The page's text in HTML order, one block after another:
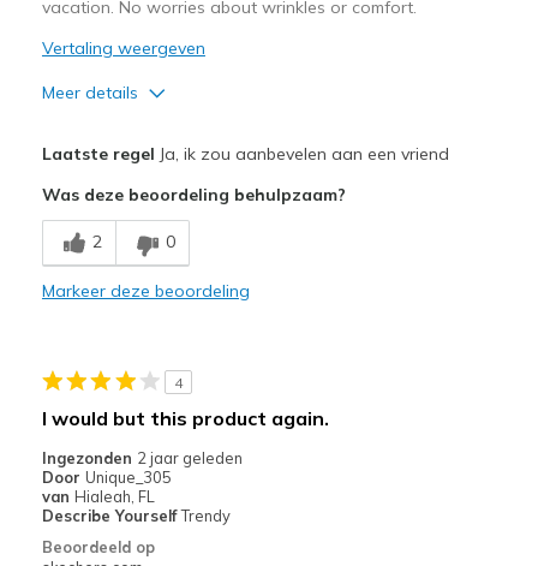
vacation. No worries about wrinkles or comfort.
Vertaling weergeven
Meer details
Breathe Well
Comfortable
Casual Wear
Width
Sizing
Feels true to size
View On Shoes
Laatste regel Ja, ik zou aanbevelen aan een vriend
Was deze beoordeling behulpzaam?
2 0
Markeer deze beoordeling
4
I would but this product again.
Ingezonden 2 jaar geleden
Door Unique_305
van Hialeah, FL
Describe YourselfTrendy
Beoordeeld op